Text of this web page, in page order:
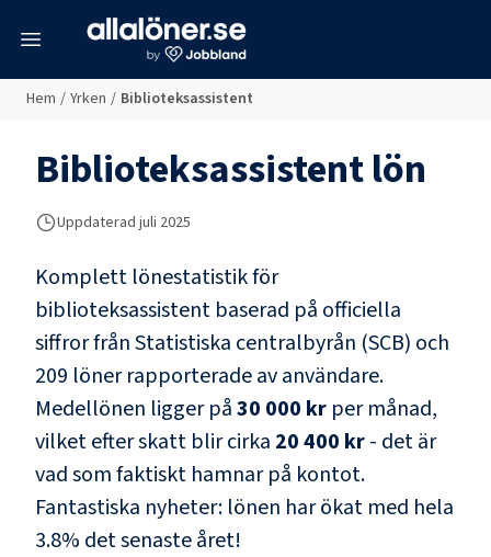
Hem / Yrken / Biblioteksassistent
Biblioteksassistentlön
Uppdaterad juli 2025
Komplett lönestatistik för
biblioteksassistent baserad på officiella
siffror från Statistiska centralbyrån (SCB) och
209 löner rapporterade av användare.
Medellönen ligger på30 000 kr per månad,
vilket efter skatt blir cirka 20 400 kr- det är
vad som faktiskt hamnar på kontot.
Fantastiska nyheter: lönen har ökat med hela
3.8% det senaste året!